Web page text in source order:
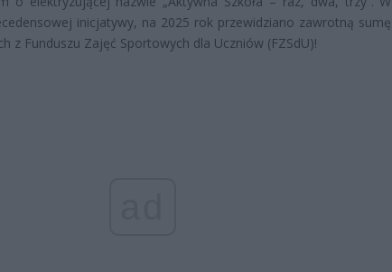
inicjatywy, na 2025 rok przewidziano zawrotną sumę
z Funduszu Zajęć Sportowych dla Uczniów (FZSdU)!